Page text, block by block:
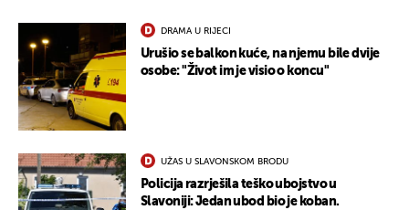
DRAMA U RIJECI
Urušio se balkon kuće, na njemu bile dvije
osobe: "Život im je visio o koncu"
UŽAS U SLAVONSKOM BRODU
Policija razrješila teško ubojstvo u
Slavoniji: Jedan ubod bio je koban.